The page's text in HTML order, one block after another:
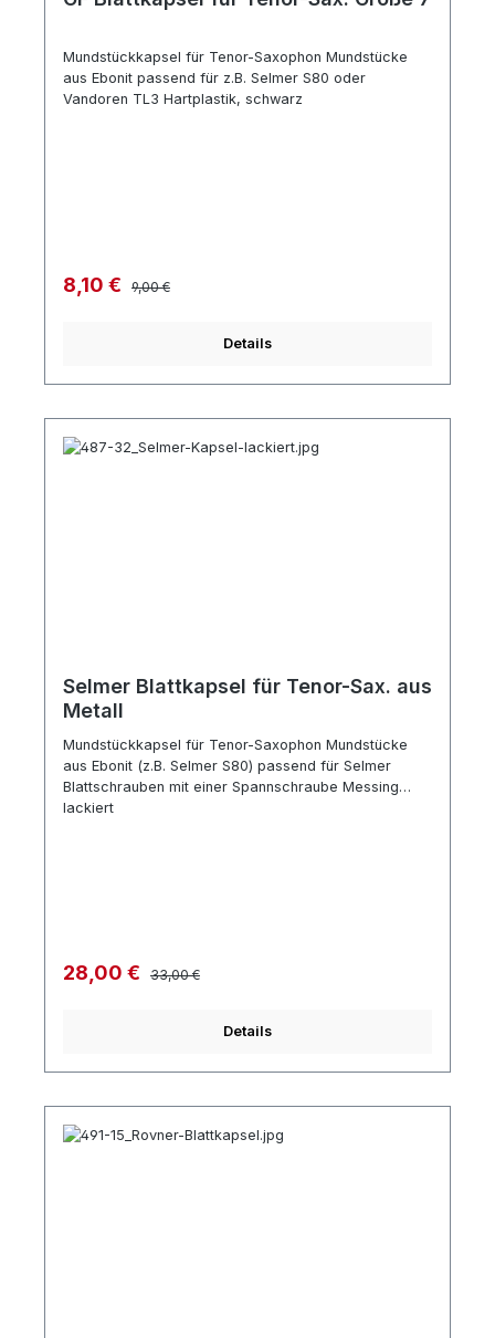
Mundstückkapsel für Tenor-Saxophon Mundstücke
aus Ebonit passend für z.B. Selmer S80 oder
Vandoren TL3 Hartplastik, schwarz
Verkaufspreis:
8,10 € Regulärer Preis:
9,00 €
Details
Selmer Blattkapsel für Tenor-Sax. aus
Metall
Mundstückkapsel für Tenor-Saxophon Mundstücke
aus Ebonit (z.B. Selmer S80) passend für Selmer
Blattschrauben mit einer Spannschraube Messing
lackiert
Verkaufspreis:
28,00 € Regulärer Preis:
33,00 €
Details